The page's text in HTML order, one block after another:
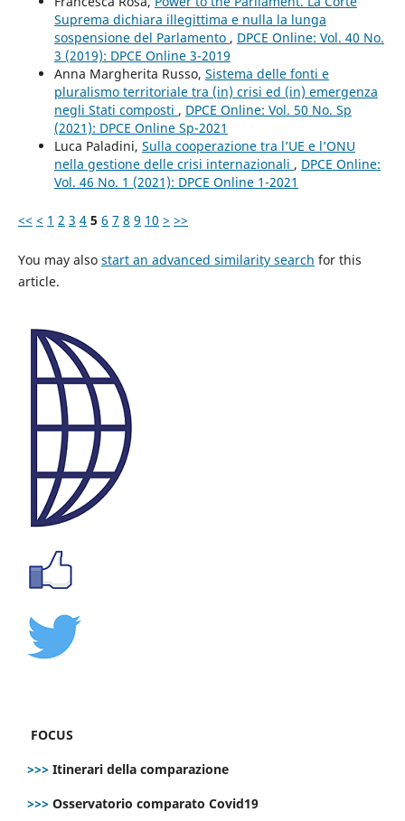
Suprema dichiara illegittima e nulla la lunga
sospensione del Parlamento , DPCE Online: Vol. 40 No.
3 (2019): DPCE Online 3-2019
Anna Margherita Russo, Sistema delle fonti e
pluralismo territoriale tra (in) crisi ed (in) emergenza
negli Stati composti , DPCE Online: Vol. 50 No. Sp
(2021): DPCE Online Sp-2021
Luca Paladini, Sulla cooperazione tra l’UE e l’ONU
nella gestione delle crisi internazionali , DPCE Online:
Vol. 46 No. 1 (2021): DPCE Online 1-2021
<< < 1 2 3 4 5 6 7 8 9 10 > >>
You may also start an advanced similarity search for this
article.
FOCUS
>>> Itinerari della comparazione
>>> Osservatorio comparato Covid19